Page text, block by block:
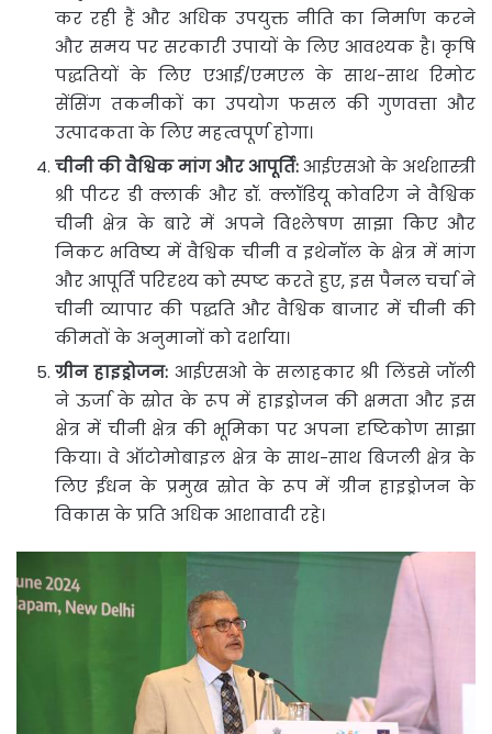
कर रही हैं और अधिक उपयुक्त नीति का निर्माण करने
और समय पर सरकारी उपायों के लिए आवश्यक है। कृषि
पद्धतियों के लिए एआई/एमएल के साथ-साथ रिमोट
सेंसिंग तकनीकों का उपयोग फसल की गुणवत्ता और
उत्पादकता के लिए महत्वपूर्ण होगा।
चीनी की वैश्विक मांग और आपूर्ति:आईएसओ के अर्थशास्त्री
श्री पीटर डी क्लार्क और डॉ. क्लॉडियू कोवरिग ने वैश्विक
चीनी क्षेत्र के बारे में अपने विश्लेषण साझा किए और
निकट भविष्य में वैश्विक चीनी व इथेनॉल के क्षेत्र में मांग
और आपूर्ति परिदृश्य को स्पष्ट करते हुए, इस पैनल चर्चा ने
चीनी व्यापार की पद्धति और वैश्विक बाजार में चीनी की
कीमतों के अनुमानों को दर्शाया।
ग्रीन हाइड्रोजन: आईएसओ के सलाहकार श्री लिंडसे जॉली
ने ऊर्जा के स्रोत के रूप में हाइड्रोजन की क्षमता और इस
क्षेत्र में चीनी क्षेत्र की भूमिका पर अपना दृष्टिकोण साझा
किया। वे ऑटोमोबाइल क्षेत्र के साथ-साथ बिजली क्षेत्र के
लिए ईंधन के प्रमुख स्रोत के रूप में ग्रीन हाइड्रोजन के
विकास के प्रति अधिक आशावादी रहे।